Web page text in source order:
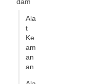
dam
Ala
t
Ke
am
an
an